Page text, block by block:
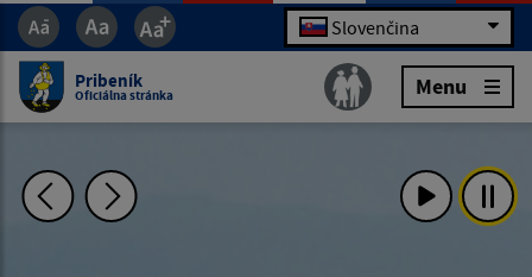
Slovenčina
Pribeník
Oficiálna stránka Menu